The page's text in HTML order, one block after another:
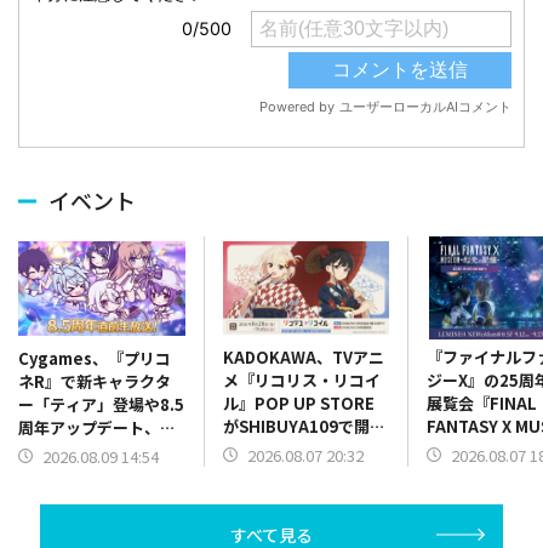
イベント
Cygames、『プリコ
ネR』で新キャラクタ
ー「ティア」登場や8.5
周年アップデート、コ
ラボ情報を8.5 周年直
2026.08.09 14:54
KADOKAWA、TVアニ
メ『リコリス・リコイ
ル』POP UP STORE
がSHIBUYA109で開催
決定2026.08.07 20:32
『ファイナル
ジーX』の25周
展覧会『FINAL
FANTASY X
幻光の記憶-』
2026.08.07
すべて見る